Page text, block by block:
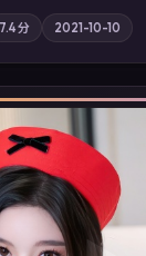
性的边界在实验事故
内亦可通过「国产免
型高分佳作，畅享高
7.4分 2021-10-10